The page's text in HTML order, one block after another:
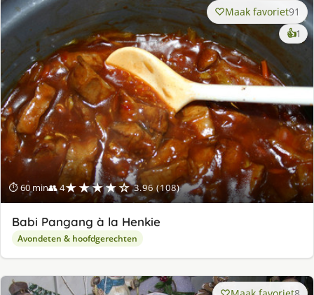
⏱ 60 min👥 4★★★★☆ 3.96 (108)
Maak favoriet91
👍1
Babi Pangang à la Henkie
Avondeten & hoofdgerechten